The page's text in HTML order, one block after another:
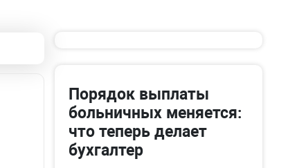
Порядок выплаты
больничных меняется:
что теперь делает
бухгалтер